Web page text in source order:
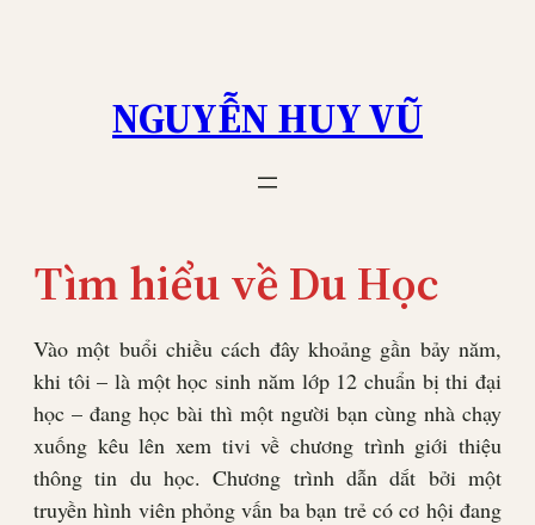
NGUYỄN HUY VŨ
Tìm hiểu về Du Học
Vào một buổi chiều cách đây khoảng gần bảy năm,
khi tôi – là một học sinh năm lớp 12 chuẩn bị thi đại
học – đang học bài thì một người bạn cùng nhà chạy
xuống kêu lên xem tivi về chương trình giới thiệu
thông tin du học. Chương trình dẫn dắt bởi một
truyền hình viên phỏng vấn ba bạn trẻ có cơ hội đang